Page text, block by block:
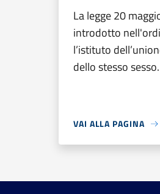
La legge 20
introdotto
l’istituto
dello stesso sesso.
VAI ALLA PAGINA